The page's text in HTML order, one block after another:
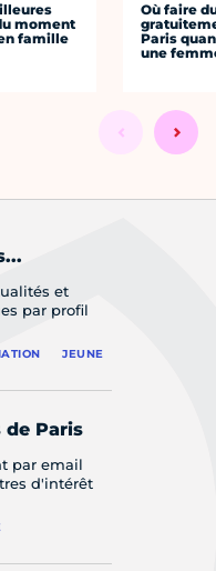
moment
famille
Où faire
Paris
une
et
par profil
JEUNE
de Paris
par email
d'intérêt